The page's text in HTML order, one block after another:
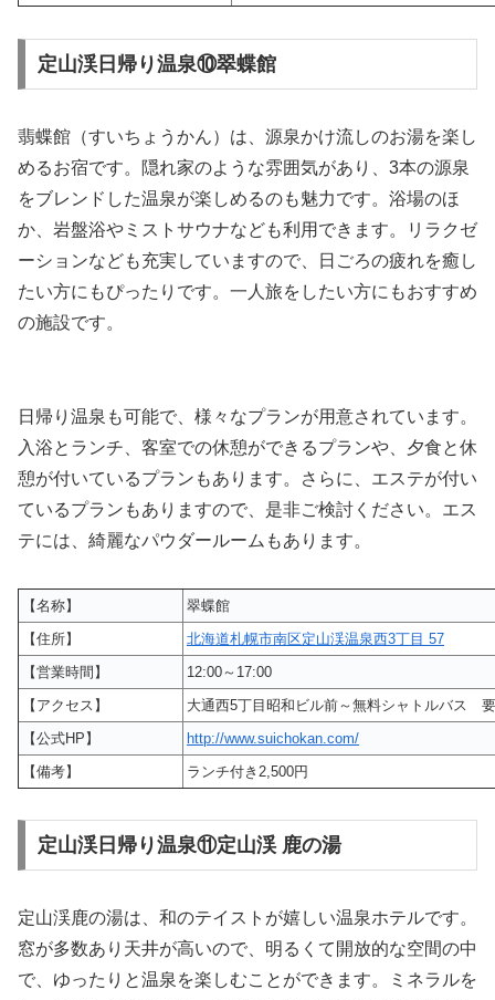
定山渓日帰り温泉⑩翠蝶館
翡蝶館（すいちょうかん）は、源泉かけ流しのお湯を楽し
めるお宿です。隠れ家のような雰囲気があり、3本の源泉
をブレンドした温泉が楽しめるのも魅力です。浴場のほ
か、岩盤浴やミストサウナなども利用できます。リラクゼ
ーションなども充実していますので、日ごろの疲れを癒し
たい方にもぴったりです。一人旅をしたい方にもおすすめ
の施設です。
日帰り温泉も可能で、様々なプランが用意されています。
入浴とランチ、客室での休憩ができるプランや、夕食と休
憩が付いているプランもあります。さらに、エステが付い
ているプランもありますので、是非ご検討ください。エス
テには、綺麗なパウダールームもあります。
【名称】
翠蝶館
【住所】
北海道札幌市南区定山渓温泉西3丁目 57
【営業時間】
12:00～17:00
【アクセス】
大通西5丁目昭和ビル前～無料シャトルバス
【公式HP】
http://www.suichokan.com/
【備考】
ランチ付き2,500円
定山渓日帰り温泉⑪定山渓 鹿の湯
定山渓鹿の湯は、和のテイストが嬉しい温泉ホテルです。
窓が多数あり天井が高いので、明るくて開放的な空間の中
で、ゆったりと温泉を楽しむことができます。ミネラルを